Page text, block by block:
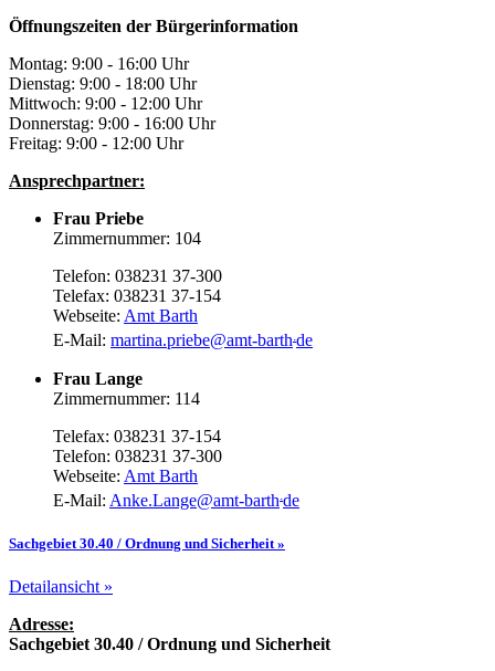
Öffnungszeiten der Bürgerinformation
Montag: 9:00 - 16:00 Uhr
Dienstag: 9:00 - 18:00 Uhr
Mittwoch: 9:00 - 12:00 Uhr
Donnerstag: 9:00 - 16:00 Uhr
Freitag: 9:00 - 12:00 Uhr
Ansprechpartner:
Frau Priebe
Zimmernummer: 104
Telefon: 038231 37-300
Telefax: 038231 37-154
Webseite: Amt Barth
E-Mail: martina.priebe@amt-barthde
Frau Lange
Zimmernummer: 114
Telefax: 038231 37-154
Telefon: 038231 37-300
Webseite: Amt Barth
E-Mail: Anke.Lange@amt-barth de
Sachgebiet 30.40 / Ordnung und Sicherheit »
Detailansicht »
Adresse:
Sachgebiet 30.40 / Ordnung und Sicherheit